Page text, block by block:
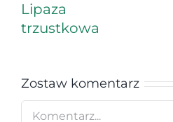
Lipaza
trzustkowa
Zostaw komentarz